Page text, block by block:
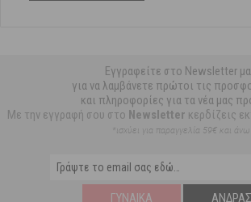
Εγγραφείτε στο Newsletter
για να λαμβάνετε πρώτοι τις
και πληροφορίες για τα νέα μας
Με την εγγραφή σου στο Newsletter κερδίζεις
*ισχύει για παραγγελία 59€ και άνω
ΓΥΝΑΊΚΑ ΆΝΔΡΑΣ